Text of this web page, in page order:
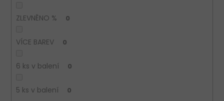
ZLEVNĚNO % 0
VÍCE BAREV 0
6 ks v balení 0
5 ks v balení 0